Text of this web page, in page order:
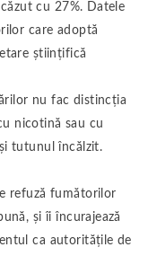
cu 27%. Datele
care adoptă
științifică
nu fac distincția
nicotină sau cu
tutunul încălzit.
refuză fumătorilor
și îi încurajează
ca autoritățile de